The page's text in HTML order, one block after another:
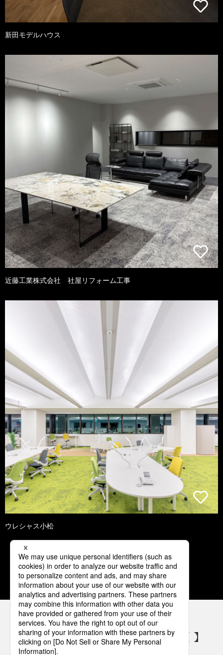
新田モデルハウス
近藤工業株式会社 社屋リフォーム工事
ウレシャス小松
1 2 3 4 5
パナソニックの電気設備 SNSアカウント